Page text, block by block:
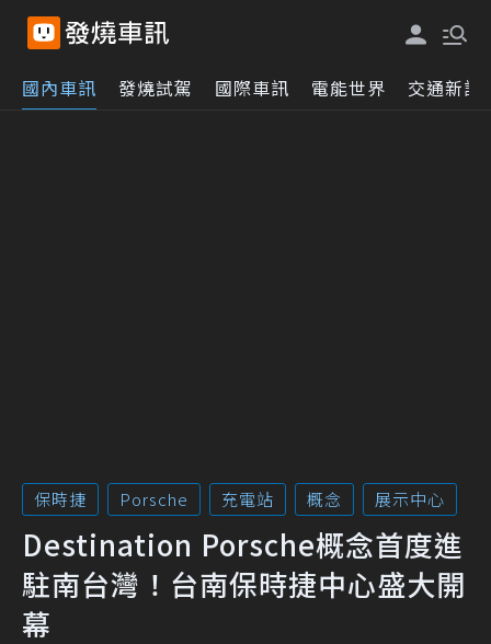
國內車訊 發燒試駕 國際車訊 電能世界 交通新訊
保時捷 Porsche 充電站 概念 展示中心
Destination Porsche概念首度進
駐南台灣！台南保時捷中心盛大開
幕